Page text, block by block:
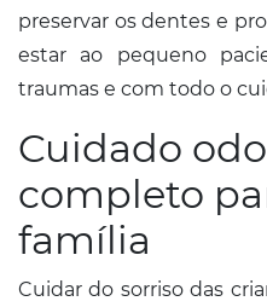
preservar os dentes e
estar ao pequeno
traumas e com todo o
Cuidado
completo
família
Cuidar do sorriso das